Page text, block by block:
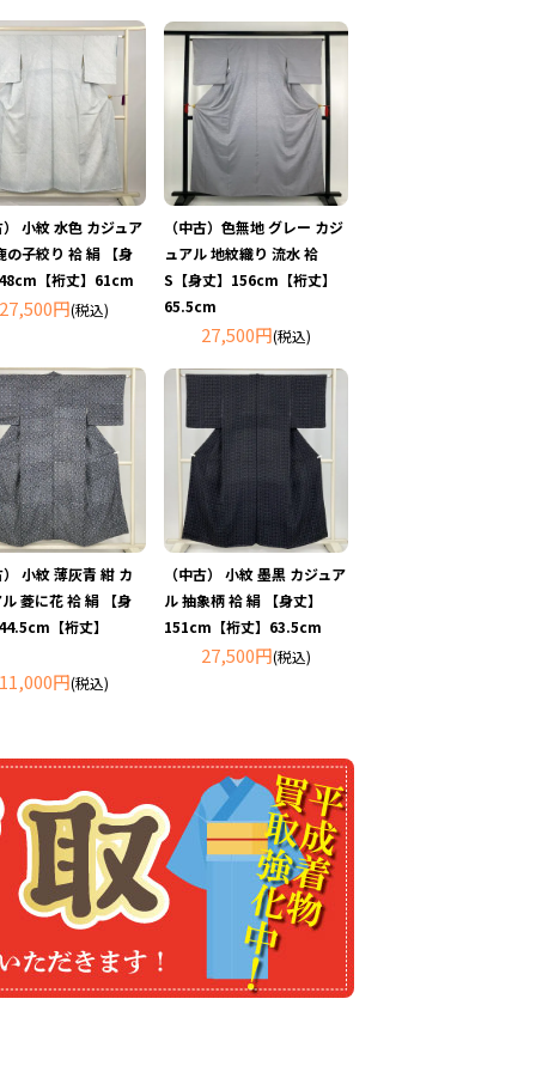
小紋 水色 カジュア
の子絞り 袷 絹 【身
【裄丈】61cm
円(税込)
（中古）色無地 グレー カジ
ュアル 地紋織り 流水 袷
S【身丈】156cm【裄丈】
65.5cm
27,500円(税込)
小紋 薄灰青 紺 カ
菱に花 袷 絹 【身
【裄丈】
円(税込)
（中古） 小紋 墨黒 カジュア
ル 抽象柄 袷 絹 【身丈】
151cm【裄丈】63.5cm
27,500円(税込)